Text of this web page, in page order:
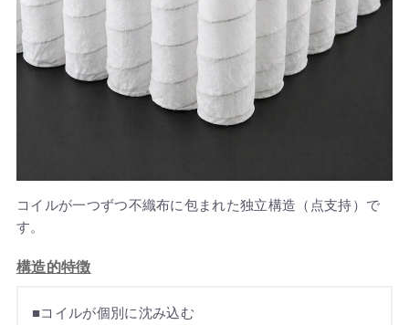
コイルが一つずつ不織布に包まれた独立構造（点支持）で
す。
構造的特徴
■コイルが個別に沈み込む